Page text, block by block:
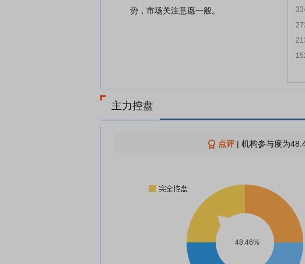
势，市场关注意愿一般。
主力控盘
点评| 机构参与度为
48.46%